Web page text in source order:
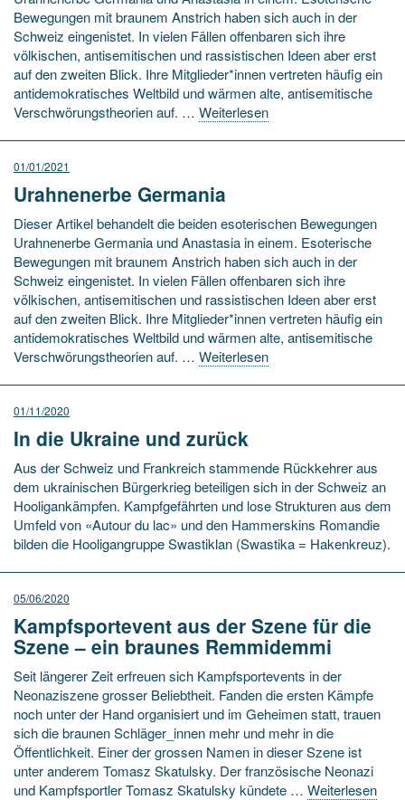
Bewegungen mit braunem Anstrich haben sich auch in der
Schweiz eingenistet. In vielen Fällen offenbaren sich ihre
völkischen, antisemitischen und rassistischen Ideen aber erst
auf den zweiten Blick. Ihre Mitglieder*innen vertreten häufig ein
antidemokratisches Weltbild und wärmen alte, antisemitische
Verschwörungstheorien auf. … Weiterlesen
01/01/2021
Urahnenerbe Germania
Dieser Artikel behandelt die beiden esoterischen Bewegungen
Urahnenerbe Germania und Anastasia in einem. Esoterische
Bewegungen mit braunem Anstrich haben sich auch in der
Schweiz eingenistet. In vielen Fällen offenbaren sich ihre
völkischen, antisemitischen und rassistischen Ideen aber erst
auf den zweiten Blick. Ihre Mitglieder*innen vertreten häufig ein
antidemokratisches Weltbild und wärmen alte, antisemitische
Verschwörungstheorien auf. … Weiterlesen
01/11/2020
In die Ukraine und zurück
Aus der Schweiz und Frankreich stammende Rückkehrer aus
dem ukrainischen Bürgerkrieg beteiligen sich in der Schweiz an
Hooligankämpfen. Kampfgefährten und lose Strukturen aus dem
Umfeld von «Autour du lac» und den Hammerskins Romandie
bilden die Hooligangruppe Swastiklan (Swastika = Hakenkreuz).
05/06/2020
Kampfsportevent aus der Szene für die
Szene – ein braunes Remmidemmi
Seit längerer Zeit erfreuen sich Kampfsportevents in der
Neonaziszene grosser Beliebtheit. Fanden die ersten Kämpfe
noch unter der Hand organisiert und im Geheimen statt, trauen
sich die braunen Schläger_innen mehr und mehr in die
Öffentlichkeit. Einer der grossen Namen in dieser Szene ist
unter anderem Tomasz Skatulsky. Der französische Neonazi
und Kampfsportler Tomasz Skatulsky kündete … Weiterlesen